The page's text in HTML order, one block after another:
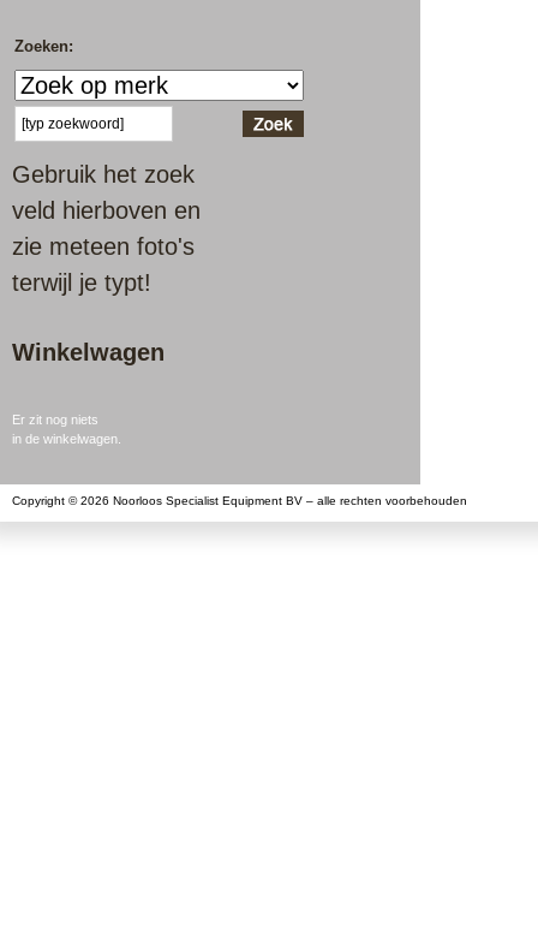
Zoeken:
Gebruik het zoek
veld hierboven en
zie meteen foto's
terwijl je typt!
Winkelwagen
Er zit nog niets
in de winkelwagen.
Copyright © 2026 Noorloos Specialist Equipment BV – alle rechten voorbehouden